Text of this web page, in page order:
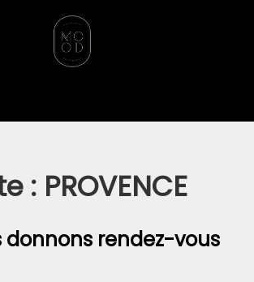
: PROVENCE
donnons rendez-vous